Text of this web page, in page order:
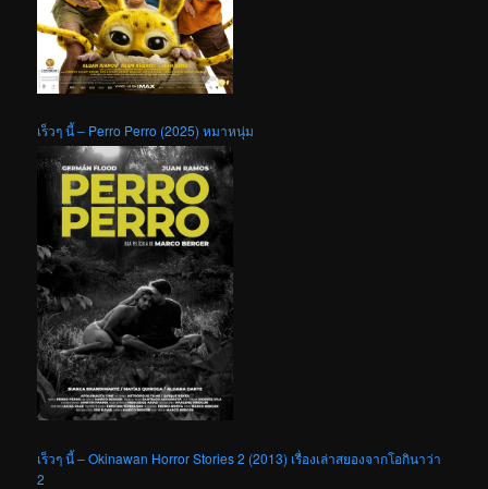
เร็วๆ นี้ – Perro Perro (2025) หมาหนุ่ม
เร็วๆ นี้ – Okinawan Horror Stories 2 (2013) เรื่องเล่าสยองจากโอกินาว่า
2